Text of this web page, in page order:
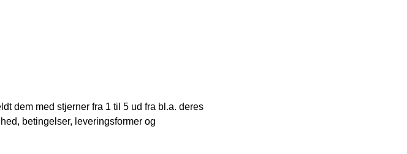
dem med stjerner fra 1 til 5 ud fra bl.a. deres
betingelser, leveringsformer og